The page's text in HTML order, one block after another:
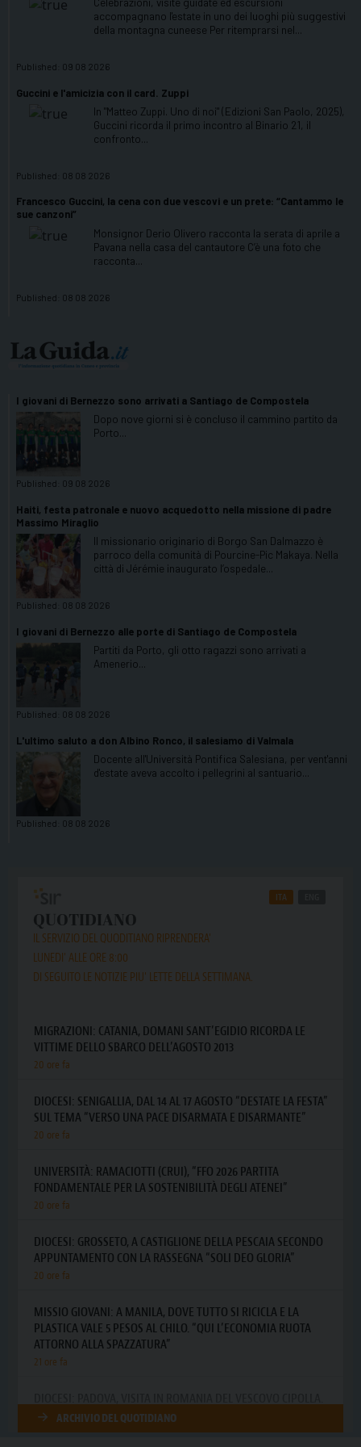
accompagnano l'estate in uno dei luoghi più suggestivi
della montagna cuneese Per ritemprarsi nel...
Published: 09 08 2026
Guccini e l'amicizia con il card. Zuppi
In "Matteo Zuppi. Uno di noi" (Edizioni San Paolo, 2025),
Guccini ricorda il primo incontro al Binario 21, il
confronto...
Published: 08 08 2026
Francesco Guccini, la cena con due vescovi e un prete: “Cantammo le
sue canzoni”
Monsignor Derio Olivero racconta la serata di aprile a
Pavana nella casa del cantautore C’è una foto che
racconta...
Published: 08 08 2026
I giovani di Bernezzo sono arrivati a Santiago de Compostela
Dopo nove giorni si è concluso il cammino partito da
Porto...
Published: 09 08 2026
Haiti, festa patronale e nuovo acquedotto nella missione di padre
Massimo Miraglio
Il missionario originario di Borgo San Dalmazzo è
parroco della comunità di Pourcine-Pic Makaya. Nella
città di Jérémie inaugurato l’ospedale...
Published: 08 08 2026
I giovani di Bernezzo alle porte di Santiago de Compostela
Partiti da Porto, gli otto ragazzi sono arrivati a
Amenerio...
Published: 08 08 2026
L'ultimo saluto a don Albino Ronco, il salesiamo di Valmala
Docente all'Università Pontifica Salesiana, per vent'anni
d'estate aveva accolto i pellegrini al santuario...
Published: 08 08 2026